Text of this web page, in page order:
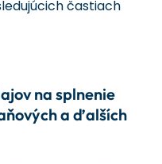
častiach
na splnenie
a ďalších